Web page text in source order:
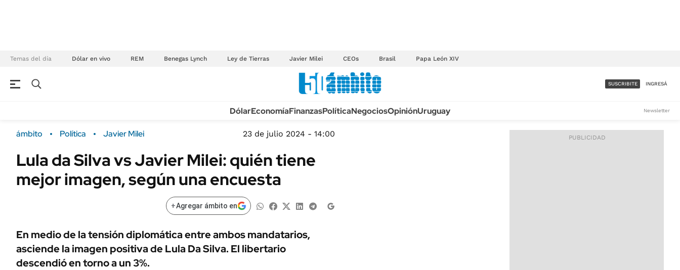
Temas del día Dólar en vivo REM Benegas Lynch Ley de Tierras Javier Milei CEOs Brasil Papa León XIV
Campo
FINANZAS
ÁMBITO DEBATE
MEDIAKIT AMBITO DEBATE
Sustentabilidad
Seguros
ENERGY REPORT
POLÍTICA
URUGUAY
TECNOLOGÍA
MÉXICO
MUNDO
INFORMACIÓN GENERAL
LIFESTYLE
AUTOS
ACCESO FULL - $1.800/MES
SUSCRIBITE INGRESÁ
DólarEconomíaFinanzasPolíticaNegociosOpiniónUruguay Newsletter
ámbito Política Javier Milei 23 de julio 2024 - 14:00
Lula da Silva vs Javier Milei: quién tiene
mejor imagen, según una encuesta
+Agregar ámbito en
En medio de la tensión diplomática entre ambos mandatarios,
asciende la imagen positiva de Lula Da Silva. El libertario
descendió en torno a un 3%.